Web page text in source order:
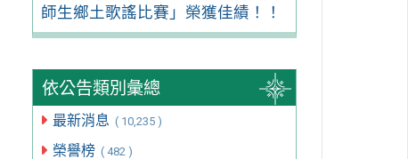
師生鄉土歌謠比賽」榮獲佳績！！
依公告類別彙總
最新消息 ( 10,235 )
榮譽榜 ( 482 )